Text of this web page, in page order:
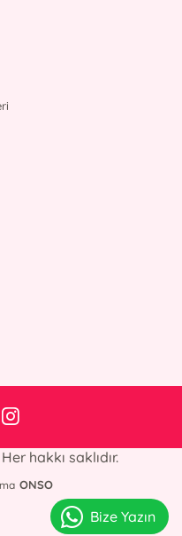
hakkı saklıdır.
ONSO
Bize Yazın